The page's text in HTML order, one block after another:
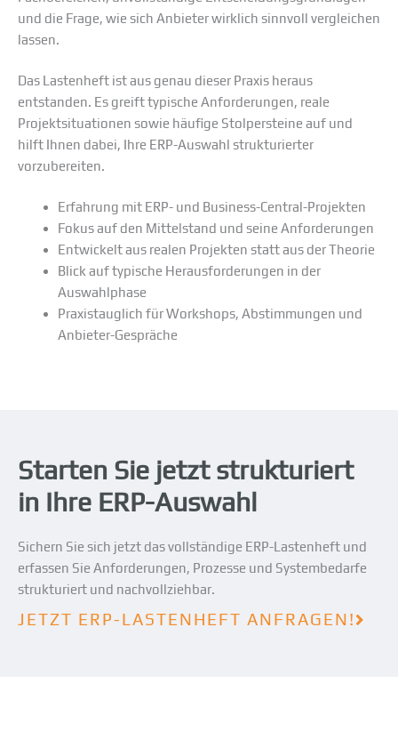
und die Frage, wie sich Anbieter wirklich sinnvoll vergleichen
lassen.
Das Lastenheft ist aus genau dieser Praxis heraus
entstanden. Es greift typische Anforderungen, reale
Projektsituationen sowie häufige Stolpersteine auf und
hilft Ihnen dabei, Ihre ERP-Auswahl strukturierter
vorzubereiten.
Erfahrung mit ERP- und Business-Central-Projekten
Fokus auf den Mittelstand und seine Anforderungen
Entwickelt aus realen Projekten statt aus der Theorie
Blick auf typische Herausforderungen in der
Auswahlphase
Praxistauglich für Workshops, Abstimmungen und
Anbieter-Gespräche
Starten Sie jetzt strukturiert
in Ihre ERP-Auswahl
Sichern Sie sich jetzt das vollständige ERP-Lastenheft und
erfassen Sie Anforderungen, Prozesse und Systembedarfe
strukturiert und nachvollziehbar.
JETZT ERP-LASTENHEFT ANFRAGEN!